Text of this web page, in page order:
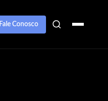
Fale Conosco